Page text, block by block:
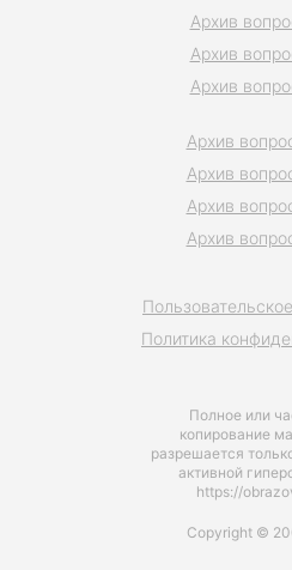
Полное или
копирование
разрешается
активной
https://
Политика
Архив
Архив
Архив
Архив
Архив
Архив
Архив
Copyright ©